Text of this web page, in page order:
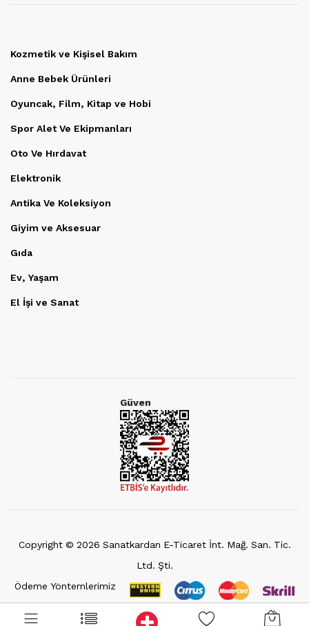
Kozmetik ve Kişisel Bakım
Anne Bebek Ürünleri
Oyuncak, Film, Kitap ve Hobi
Spor Alet Ve Ekipmanları
Oto Ve Hırdavat
Elektronik
Antika Ve Koleksiyon
Giyim ve Aksesuar
Gıda
Ev, Yaşam
El İşi ve Sanat
Güven
Copyright © 2026 Sanatkardan E-Ticaret İnt. Mağ. San. Tic.
Ltd. Şti.
Ödeme Yöntemlerimiz